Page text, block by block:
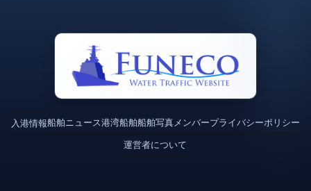
入港情報船舶ニュース港湾船舶船舶写真メンバープライバシーポリシー
運営者について